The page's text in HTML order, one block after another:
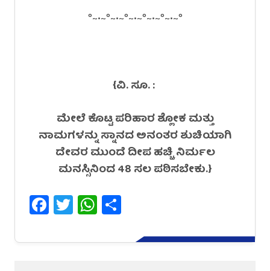
°~•~°~•~°~•~°~•~°~•~°
{ವಿ. ಸೂ. :
ಮೇಲೆ ಕೊಟ್ಟ ಪರಿಹಾರ ಶ್ಲೋಕ ಮತ್ತು
ನಾಮಗಳನ್ನು ಸ್ನಾನದ ಅನಂತರ ಶುಚಿಯಾಗಿ
ದೇವರ ಮುಂದೆ ದೀಪ ಹಚ್ಚಿ ನಿರ್ಮಲ
ಮನಸ್ಸಿನಿಂದ 48 ಸಲ ಪಠಿಸಬೇಕು.}
Facebook
TwitterWhatsApp